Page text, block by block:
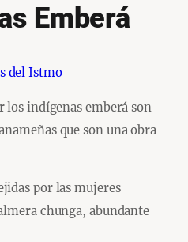
Emberá
del Istmo
los indígenas emberá son
que son una obra
por las mujeres
chunga, abundante